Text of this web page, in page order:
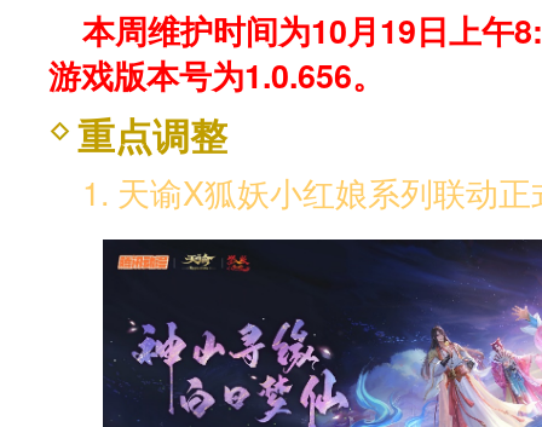
本周维护时间为10月19日上午
游戏版本号为1.0.656。
重点调整
1. 天谕X狐妖小红娘系列联动